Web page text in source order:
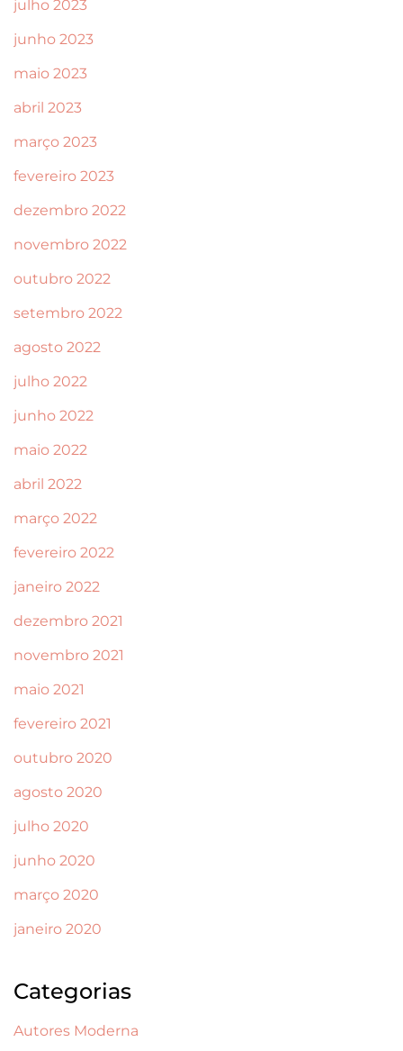
julho 2023
junho 2023
maio 2023
abril 2023
março 2023
fevereiro 2023
dezembro 2022
novembro 2022
outubro 2022
setembro 2022
agosto 2022
julho 2022
junho 2022
maio 2022
abril 2022
março 2022
fevereiro 2022
janeiro 2022
dezembro 2021
novembro 2021
maio 2021
fevereiro 2021
outubro 2020
agosto 2020
julho 2020
junho 2020
março 2020
janeiro 2020
Categorias
Autores Moderna